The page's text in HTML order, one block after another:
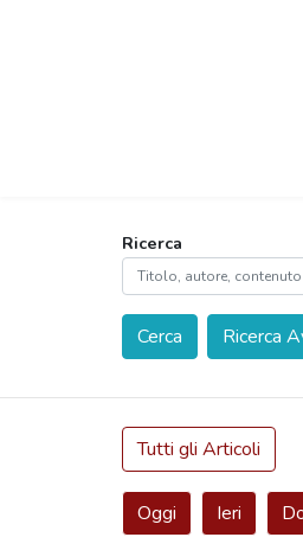
Ricerca
Cerca Ricerca
Tutti gli Articoli
Oggi Ieri